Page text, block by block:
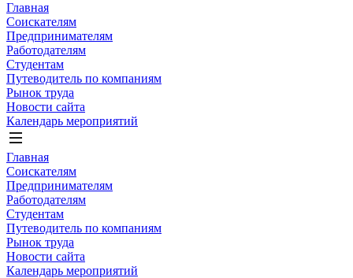
Главная
Соискателям
Предпринимателям
Работодателям
Студентам
Путеводитель по компаниям
Рынок труда
Новости сайта
Календарь мероприятий
Главная
Соискателям
Предпринимателям
Работодателям
Студентам
Путеводитель по компаниям
Рынок труда
Новости сайта
Календарь мероприятий